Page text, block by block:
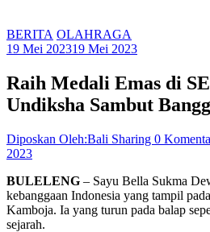
BERITA OLAHRAGA
19 Mei 202319 Mei 2023
Raih Medali Emas di
Undiksha Sambut
Diposkan Oleh:Bali Sharing 0
2023
BULELENG – Sayu Bella Sukma
kebanggaan Indonesia yang tampil
Kamboja. Ia yang turun pada balap
sejarah.